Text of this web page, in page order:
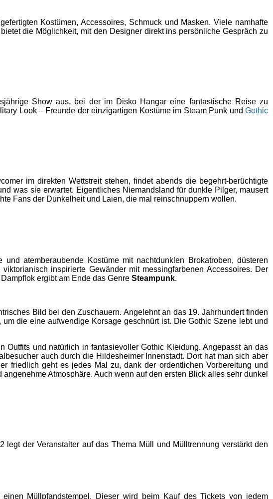
Kostümen, Accessoires, Schmuck und Masken. Viele namhafte
die Möglichkeit, mit den Designer direkt ins persönliche Gespräch zu
Show aus, bei der im Disko Hangar eine fantastische Reise zu
Look – Freunde der einzigartigen Kostüme im Steam Punk und Gothic
im direkten Wettstreit stehen, findet abends die begehrt-berüchtigte
was sie erwartet. Eigentliches Niemandsland für dunkle Pilger, mausert
Fans der Dunkelheit und Laien, die mal reinschnuppern wollen.
atemberaubende Kostüme mit nachtdunklen Brokatroben, düsteren
inspirierte Gewänder mit messingfarbenen Accessoires. Der
ergibt am Ende das Genre Steampunk.
Bild bei den Zuschauern. Angelehnt an das 19. Jahrhundert finden
die eine aufwendige Korsage geschnürt ist. Die Gothic Szene lebt und
Outfits und natürlich in fantasievoller Gothic Kleidung. Angepasst an das
auch durch die Hildesheimer Innenstadt. Dort hat man sich aber
friedlich geht es jedes Mal zu, dank der ordentlichen Vorbereitung und
Atmosphäre. Auch wenn auf den ersten Blick alles sehr dunkel
der Veranstalter auf das Thema Müll und Mülltrennung verstärkt den
Müllpfandstempel. Dieser wird beim Kauf des Tickets von jedem